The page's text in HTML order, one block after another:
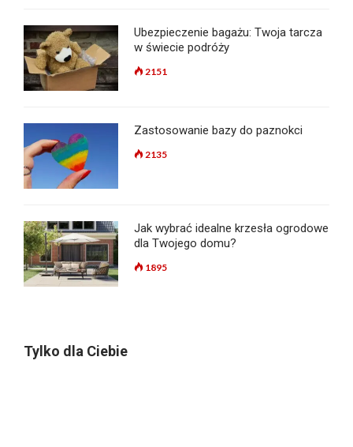
Ubezpieczenie bagażu: Twoja tarcza
w świecie podróży
2151
Zastosowanie bazy do paznokci
2135
Jak wybrać idealne krzesła ogrodowe
dla Twojego domu?
1895
Tylko dla Ciebie